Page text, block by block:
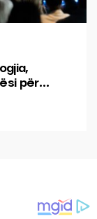
për